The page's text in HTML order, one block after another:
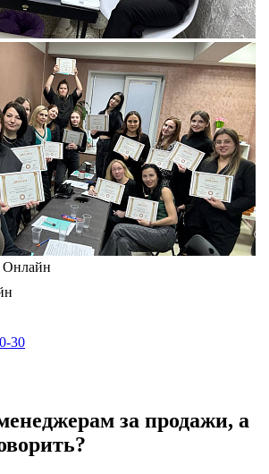
Онлайн
30
за продажи, а